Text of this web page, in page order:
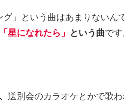
」という曲はあまりないん
星になれたら」 という曲です
送別会のカラオケとかで歌